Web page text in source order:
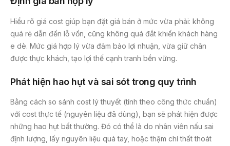
Hiểu rõ giá cost giúp bạn đặt giá bán ở mức vừa phải: không
quá rẻ dẫn đến lỗ vốn, cũng không quá đắt khiến khách hàng
e dè. Mức giá hợp lý vừa đảm bảo lợi nhuận, vừa giữ chân
được thực khách, tạo lợi thế cạnh tranh bền vững.
Phát hiện hao hụt và sai sót trong quy trình
Bằng cách so sánh cost lý thuyết (tính theo công thức chuẩn)
với cost thực tế (nguyên liệu đã dùng), bạn sẽ phát hiện được
những hao hụt bất thường. Đó có thể là do nhân viên nấu sai
định lượng, lấy nguyên liệu quá tay, hoặc thậm chí thất thoát